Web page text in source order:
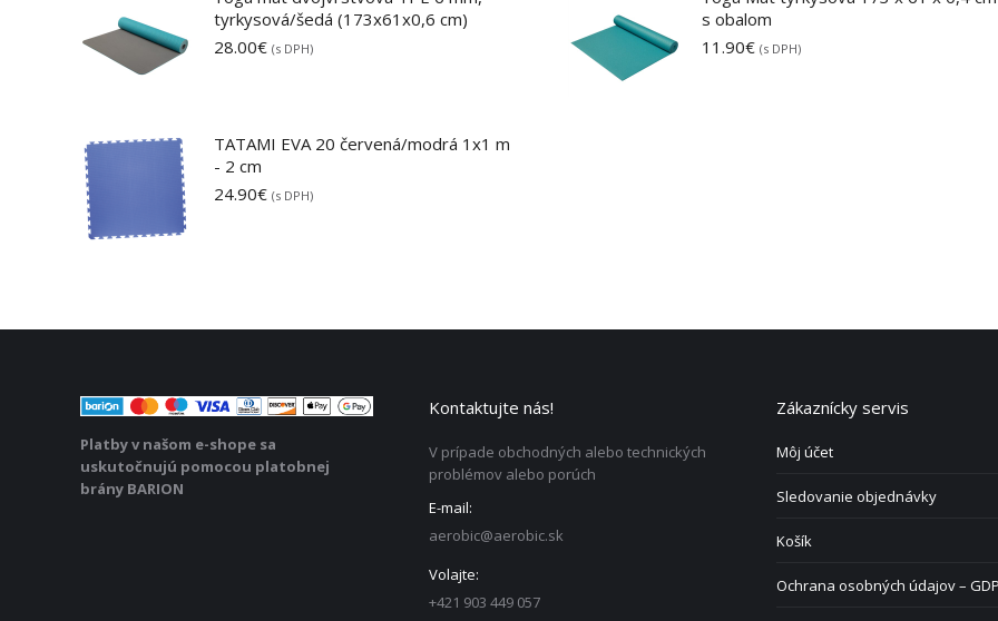
tyrkysová/šedá (173x61x0,6 cm)
28.00€ (s DPH)
s obalom
11.90€ (s DPH)
TATAMI EVA 20 červená/modrá 1x1 m
- 2 cm
24.90€ (s DPH)
Platby v našom e-shope sa
uskutočnujú pomocou platobnej
brány BARION
Kontaktujte nás!
V prípade obchodných alebo technických
problémov alebo porúch
E-mail:
aerobic@aerobic.sk
Volajte:
+421 903 449 057
Zákaznícky servis
Môj účet
Sledovanie objednávky
Košík
Ochrana osobných údajov –